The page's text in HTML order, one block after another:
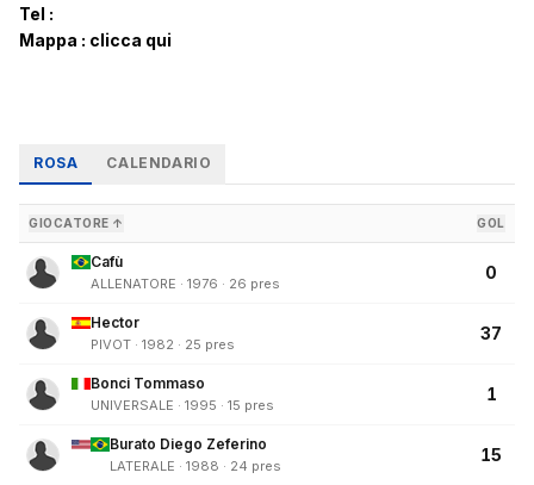
Tel :
Mappa : clicca qui
ROSA CALENDARIO
GIOCATORE ↑ GOL
Cafù
ALLENATORE · 1976 · 26 pres
0
Hector
PIVOT · 1982 · 25 pres
37
Bonci Tommaso
UNIVERSALE · 1995 · 15 pres
1
Burato Diego Zeferino
LATERALE · 1988 · 24 pres
15